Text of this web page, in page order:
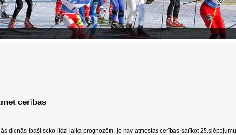
cerības
dienās īpaši seko līdzi laika prognozēm, jo nav atmestas cerības sarīkot 25.slēpojumu